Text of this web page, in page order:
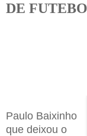
DE
Paulo Baixinho
que deixou o